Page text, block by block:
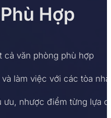
Hợp
cả văn phòng phù hợp
làm việc với các tòa nhà
ưu, nhược điểm từng lựa